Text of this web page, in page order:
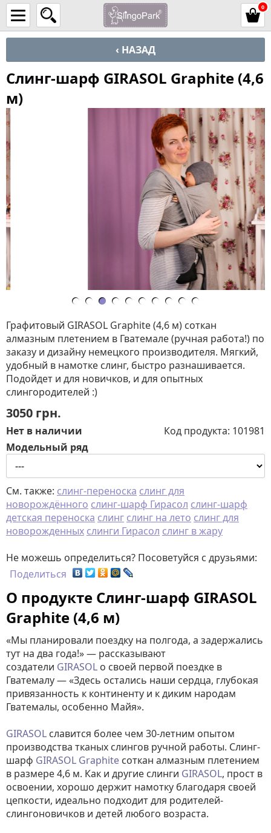
0
‹ НАЗАД
Слинг-шарф GIRASOL Graphite (4,6
м)
Графитовый GIRASOL Graphite (4,6 м) соткан
алмазным плетением в Гватемале (ручная работа!) по
заказу и дизайну немецкого производителя. Мягкий,
удобный в намотке слинг, быстро разнашивается.
Подойдет и для новичков, и для опытных
слингородителей :)
3050 грн.
Нет в наличии Код продукта: 101981
Модельный ряд
См. также: слинг-переноска слинг для
новорождённого слинг-шарф Гирасол слинг-шарф
детская переноска слинг слинг на лето слинг для
новорожденных слинги Гирасол слинг в жару
Не можешь определиться? Посоветуйся с друзьями:
Поделиться
О продукте Слинг-шарф GIRASOL
Graphite (4,6 м)
«Мы планировали поездку на полгода, а задержались
тут на два года!» — рассказывают
создатели GIRASOL о своей первой поездке в
Гватемалу — «Здесь остались наши сердца, глубокая
привязанность к континенту и к диким народам
Гватемалы, особенно Майя».
GIRASOL славится более чем 30-летним опытом
производства тканых слингов ручной работы. Слинг-
шарф GIRASOL Graphite соткан алмазным плетением
в размере 4,6 м. Как и другие слинги GIRASOL, прост в
освоении, хорошо держит намотку благодаря своей
цепкости, идеально подходит для родителей-
слингоновичков и детей любого возраста.